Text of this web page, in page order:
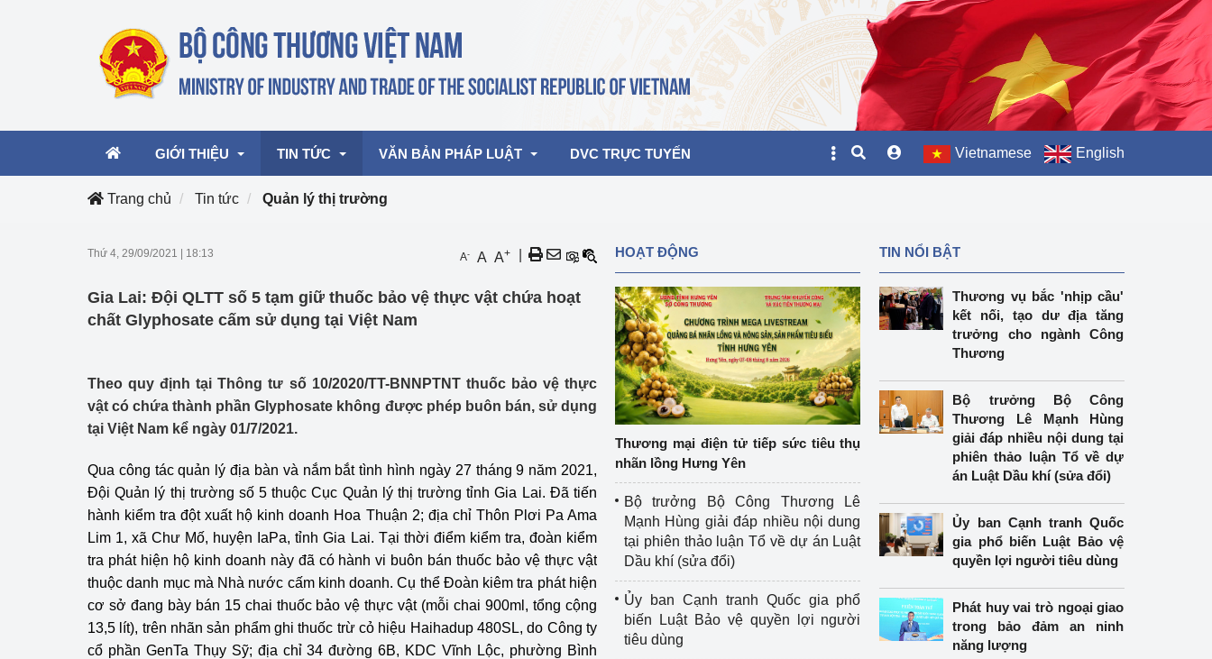
GIỚI THIỆU
Cơ cấu tổ chức
TIN TỨC
Hoạt động của Lãnh đạo Bộ
mại, Dịch vụ Việt Nam 2026
Hoạt động của Bộ trưởng
Công Thương - Công luận
Họp báo
Điểm báo
Lịch sử phát triển
Bản tin Thị trường Nông Lâm Thủy sản
Phát triển nguồn nhân lực
Phát triển bền vững
Tổ chức kiểm định
Tổ chức kiểm định kỹ thuật an toàn lao
VĂN BẢN PHÁP LUẬT
Văn bản hợp nhất
DVC TRỰC TUYẾN Vietnamese English
Trang chủ Tin tức Quản lý thị trường
Thứ 4, 29/09/2021 18:13 A- A A+
Gia Lai: Đội QLTT số 5 tạm giữ thuốc bảo vệ thực vật chứa hoạt
chất Glyphosate cấm sử dụng tại Việt Nam
Theo quy định tại Thông tư số 10/2020/TT-BNNPTNT thuốc bảo vệ thực
vật có chứa thành phần Glyphosate không được phép buôn bán, sử dụng
tại Việt Nam kể ngày 01/7/2021.
Qua công tác quản lý địa bàn và nắm bắt tình hình ngày 27 tháng 9 năm 2021,
Đội Quản lý thị trường số 5 thuộc Cục Quản lý thị trường tỉnh Gia Lai. Đã tiến
hành kiểm tra đột xuất hộ kinh doanh Hoa Thuận 2; địa chỉ Thôn Plơi Pa Ama
Lim 1, xã Chư Mố, huyện IaPa, tỉnh Gia Lai. Tại thời điểm kiểm tra, đoàn kiểm
tra phát hiện hộ kinh doanh này đã có hành vi buôn bán thuốc bảo vệ thực vật
thuộc danh mục mà Nhà nước cấm kinh doanh. Cụ thể Đoàn kiêm tra phát hiện
cơ sở đang bày bán 15 chai thuốc bảo vệ thực vật (mỗi chai 900ml, tổng cộng
13,5 lít), trên nhãn sản phẩm ghi thuốc trừ cỏ hiệu Haihadup 480SL, do Công ty
cổ phần GenTa Thụy Sỹ; địa chỉ 34 đường 6B, KDC Vĩnh Lộc, phường Bình
HOẠT ĐỘNG
Thương mại điện tử tiếp sức tiêu thụ
nhãn lồng Hưng Yên
Bộ trưởng Bộ Công Thương Lê
Mạnh Hùng giải đáp nhiều nội dung
tại phiên thảo luận Tổ về dự án Luật
Dầu khí (sửa đổi)
Ủy ban Cạnh tranh Quốc gia phổ
biến Luật Bảo vệ quyền lợi người
tiêu dùng
TIN NỔI BẬT
Thương vụ bắc 'nhịp cầu'
kết nối, tạo dư địa tăng
trưởng cho ngành Công
Thương
Bộ trưởng Bộ Công
Thương Lê Mạnh Hùng
giải đáp nhiều nội dung tại
phiên thảo luận Tổ về dự
án Luật Dầu khí (sửa đổi)
Ủy ban Cạnh tranh Quốc
gia phổ biến Luật Bảo vệ
quyền lợi người tiêu dùng
Phát huy vai trò ngoại giao
trong bảo đảm an ninh
năng lượng